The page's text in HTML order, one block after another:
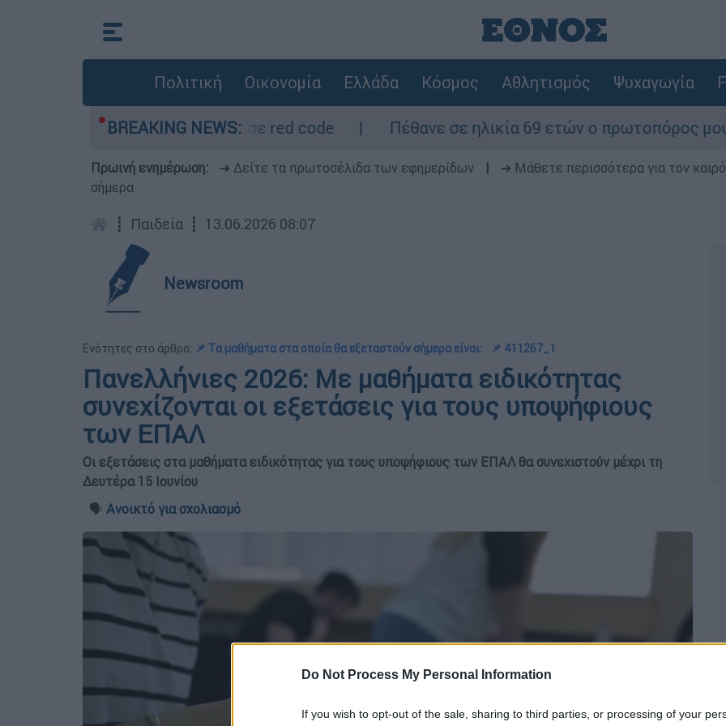
Do Not Process My Personal Information
If you wish to opt-out of the sale, sharing to third parties, or processing of your
Πολιτική Οικονομία Ελλάδα Κόσμος Αθλητισμός Ψυχαγωγία
BREAKING NEWS:
- Οι περιοχές σε red code Πέθανε σε ηλικία 69 ετών ο πρωτοπόρος μουσικός
Πρωινή ενημέρωση: ➔ Δείτε τα πρωτοσέλιδα των εφημερίδων ➔ Μάθετε περισσότερα για τον
σήμερα
┋ Παιδεία ┋ 13.06.2026 08:07
Newsroom
Ενότητες στο άρθρο: 📌 Τα μαθήματα στα οποία θα εξεταστούν σήμερα είναι: 📌 411267_1
Πανελλήνιες 2026: Με μαθήματα ειδικότητας
συνεχίζονται οι εξετάσεις για τους υποψήφιους
των ΕΠΑΛ
Οι εξετάσεις στα μαθήματα ειδικότητας για τους υποψήφιους των ΕΠΑΛ θα συνεχιστούν μέχρι τη
Δευτέρα 15 Ιουνίου
🗣️ Ανοικτό για σχολιασμό